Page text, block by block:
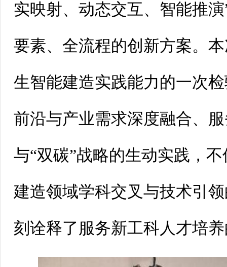
实映射、动态交互、智能推
要素、全流程的创新方案。
生智能建造实践能力的一次
前沿与产业需求深度融合、
与“双碳”战略的生动实践，
建造领域学科交叉与技术引
刻诠释了服务新工科人才培